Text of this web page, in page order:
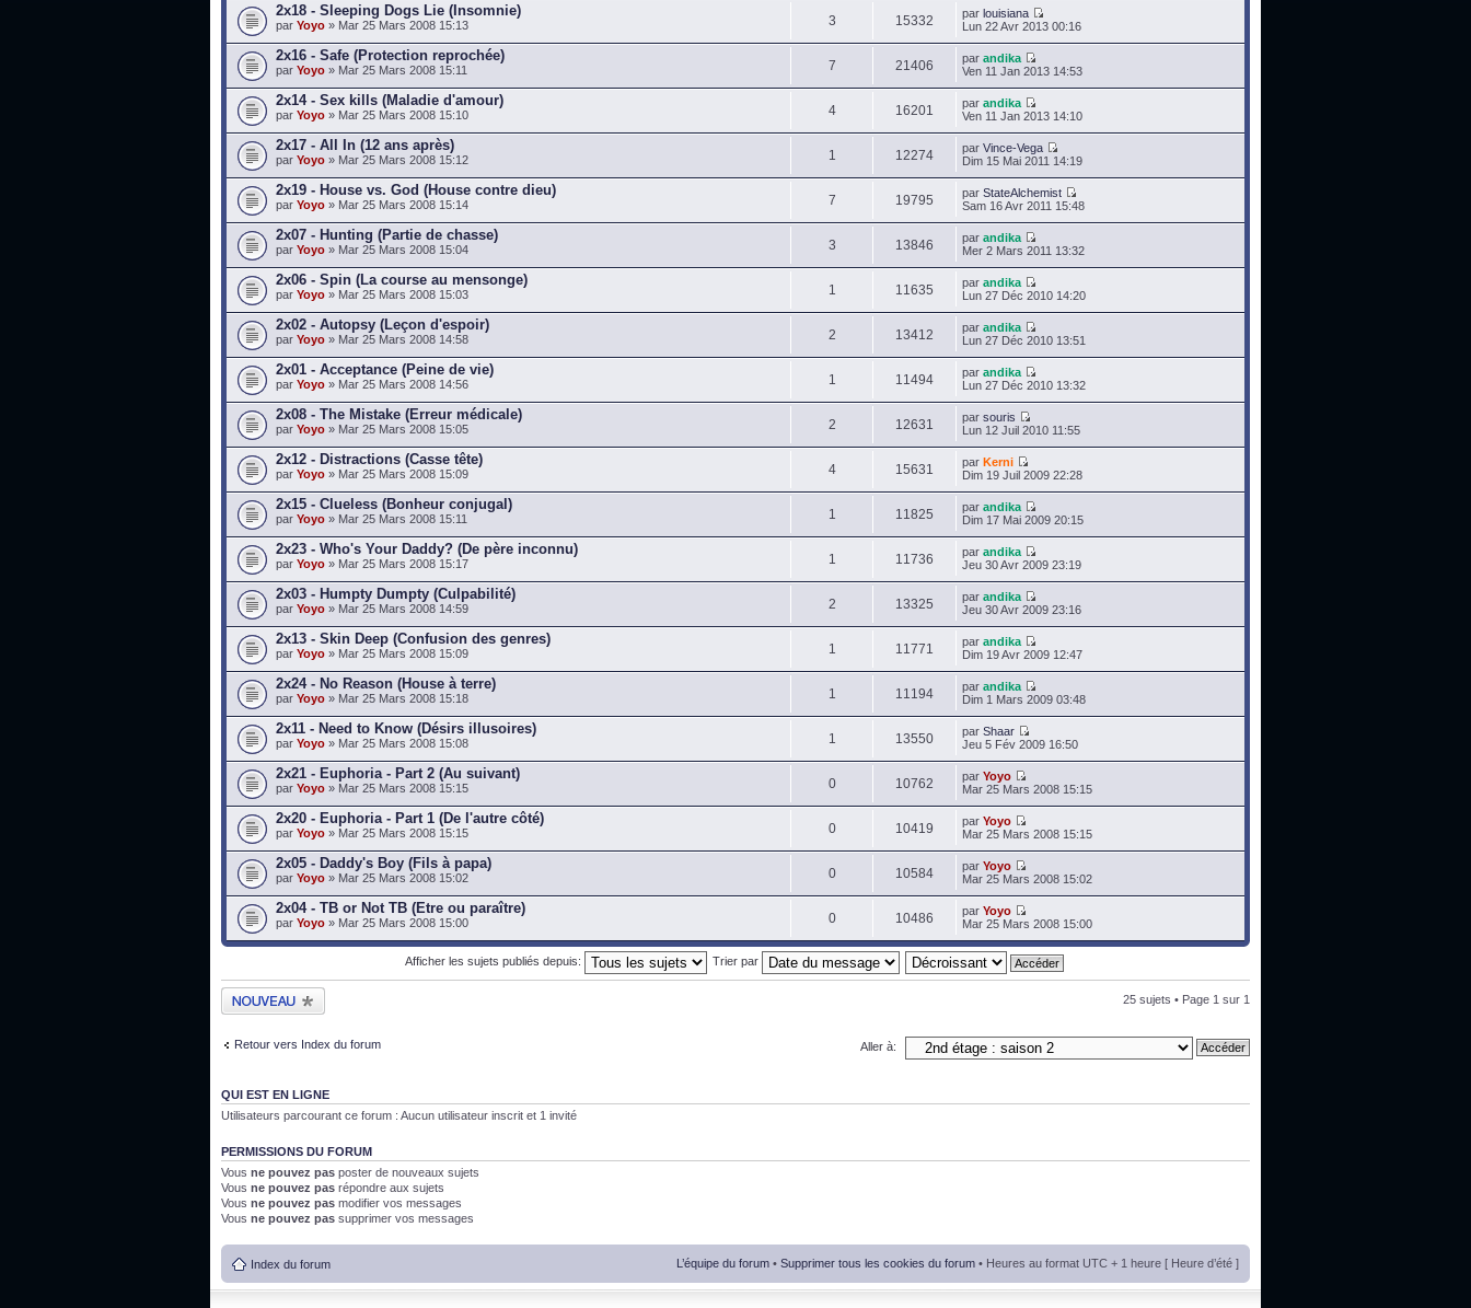
2x18 - Sleeping Dogs Lie (Insomnie)
par Yoyo » Mar 25 Mars 2008 15:13 3 15332 par louisiana
Lun 22 Avr 2013 00:16
2x16 - Safe (Protection reprochée)
par Yoyo » Mar 25 Mars 2008 15:11 7 21406 par andika
Ven 11 Jan 2013 14:53
2x14 - Sex kills (Maladie d'amour)
par Yoyo » Mar 25 Mars 2008 15:10 4 16201 par andika
Ven 11 Jan 2013 14:10
2x17 - All In (12 ans après)
par Yoyo » Mar 25 Mars 2008 15:12 1 12274 par Vince-Vega
Dim 15 Mai 2011 14:19
2x19 - House vs. God (House contre dieu)
par Yoyo » Mar 25 Mars 2008 15:14 7 19795 par StateAlchemist
Sam 16 Avr 2011 15:48
2x07 - Hunting (Partie de chasse)
par Yoyo » Mar 25 Mars 2008 15:04 3 13846 par andika
Mer 2 Mars 2011 13:32
2x06 - Spin (La course au mensonge)
par Yoyo » Mar 25 Mars 2008 15:03 1 11635 par andika
Lun 27 Déc 2010 14:20
2x02 - Autopsy (Leçon d'espoir)
par Yoyo » Mar 25 Mars 2008 14:58 2 13412 par andika
Lun 27 Déc 2010 13:51
2x01 - Acceptance (Peine de vie)
par Yoyo » Mar 25 Mars 2008 14:56 1 11494 par andika
Lun 27 Déc 2010 13:32
2x08 - The Mistake (Erreur médicale)
par Yoyo » Mar 25 Mars 2008 15:05 2 12631 par souris
Lun 12 Juil 2010 11:55
2x12 - Distractions (Casse tête)
par Yoyo » Mar 25 Mars 2008 15:09 4 15631 par Kerni
Dim 19 Juil 2009 22:28
2x15 - Clueless (Bonheur conjugal)
par Yoyo » Mar 25 Mars 2008 15:11 1 11825 par andika
Dim 17 Mai 2009 20:15
2x23 - Who's Your Daddy? (De père inconnu)
par Yoyo » Mar 25 Mars 2008 15:17 1 11736 par andika
Jeu 30 Avr 2009 23:19
2x03 - Humpty Dumpty (Culpabilité)
par Yoyo » Mar 25 Mars 2008 14:59 2 13325 par andika
Jeu 30 Avr 2009 23:16
2x13 - Skin Deep (Confusion des genres)
par Yoyo » Mar 25 Mars 2008 15:09 1 11771 par andika
Dim 19 Avr 2009 12:47
2x24 - No Reason (House à terre)
par Yoyo » Mar 25 Mars 2008 15:18 1 11194 par andika
Dim 1 Mars 2009 03:48
2x11 - Need to Know (Désirs illusoires)
par Yoyo » Mar 25 Mars 2008 15:08 1 13550 par Shaar
Jeu 5 Fév 2009 16:50
2x21 - Euphoria - Part 2 (Au suivant)
par Yoyo » Mar 25 Mars 2008 15:15 0 10762 par Yoyo
Mar 25 Mars 2008 15:15
2x20 - Euphoria - Part 1 (De l'autre côté)
par Yoyo » Mar 25 Mars 2008 15:15 0 10419 par Yoyo
Mar 25 Mars 2008 15:15
2x05 - Daddy's Boy (Fils à papa)
par Yoyo » Mar 25 Mars 2008 15:02 0 10584 par Yoyo
Mar 25 Mars 2008 15:02
2x04 - TB or Not TB (Etre ou paraître)
par Yoyo » Mar 25 Mars 2008 15:00 0 10486 par Yoyo
Mar 25 Mars 2008 15:00
Afficher les sujets publiés depuis: Trier par
Publier un nouveau
sujet
25 sujets • Page 1 sur 1
Retour vers Index du forum Aller à:
QUI EST EN LIGNE
Utilisateurs parcourant ce forum : Aucun utilisateur inscrit et 1 invité
PERMISSIONS DU FORUM
Vous ne pouvez pas poster de nouveaux sujets
Vous ne pouvez pas répondre aux sujets
Vous ne pouvez pas modifier vos messages
Vous ne pouvez pas supprimer vos messages
Index du forum L’équipe du forum • Supprimer tous les cookies du forum • Heures au format UTC + 1 heure [ Heure d’été ]